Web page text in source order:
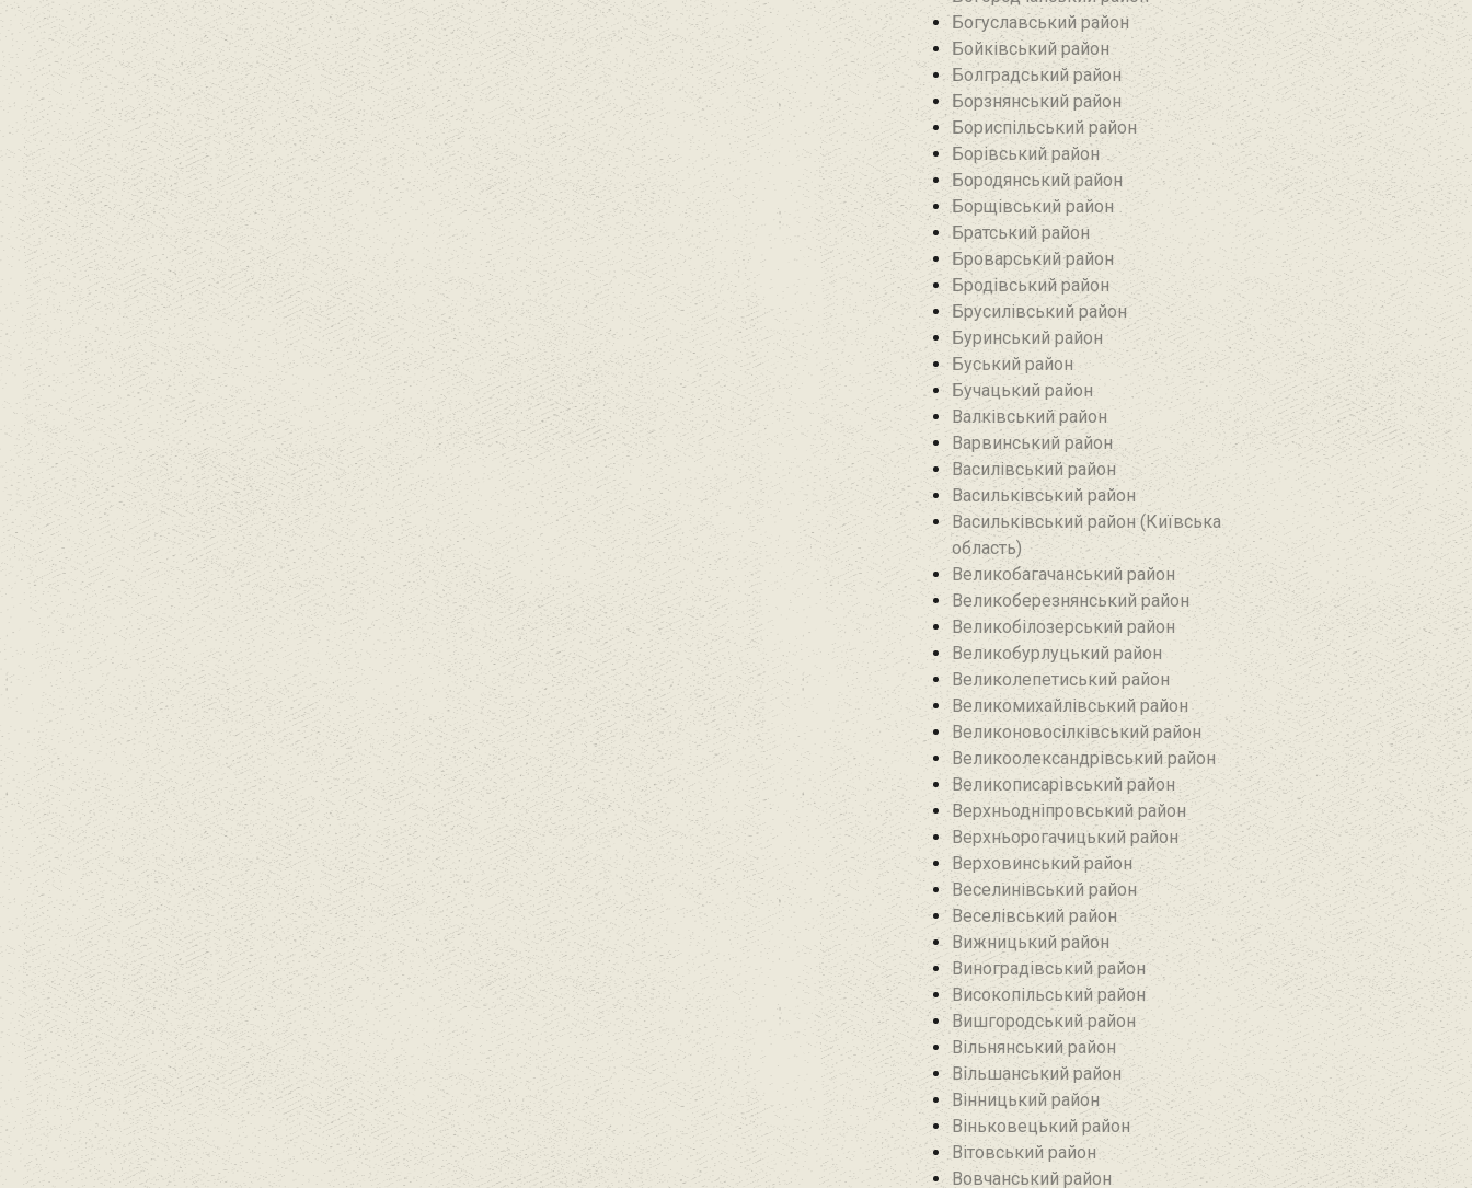
Богуславський район
Бойківський район
Болградський район
Борзнянський район
Бориспільський район
Борівський район
Бородянський район
Борщівський район‎
Братський район‎
Броварський район
Бродівський район‎
Брусилівський район‎
Буринський район
Буський район‎
Бучацький район
Валківський район
Варвинський район
Василівський район
Васильківський район
Васильківський район (Київська
область)
Великобагачанський район
Великоберезнянський район
Великобілозерський район‎
Великобурлуцький район
Великолепетиський район
Великомихайлівський район‎
Великоновосілківський район‎
Великоолександрівський район
Великописарівський район
Верхньодніпровський район
Верхньорогачицький район
Верховинський район
Веселинівський район‎
Веселівський район‎
Вижницький район
Виноградівський район
Високопільський район
Вишгородський район
Вільнянський район‎
Вільшанський район
Вінницький район
Віньковецький район
Вітовський район
Вовчанський район